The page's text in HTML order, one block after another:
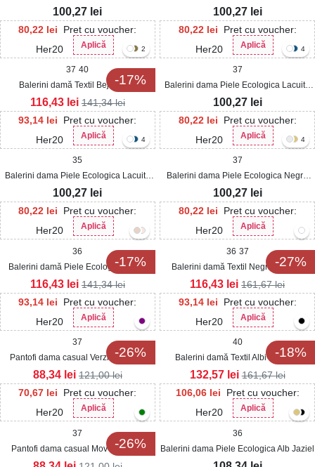
Alb Masyn
80,22 lei
Pret cu voucher:
Her20
Aplică
100,27 lei
Yazan
80,22 lei
Pret cu voucher:
Her20
Aplică
100,27 lei
-17%
2
37 40
Balerini damă Textil Bej Kihara
93,14 lei
Pret cu voucher:
Her20
Aplică
116,43 lei 141,34lei
4
37
Balerini dama Piele Ecologica Lacuita
Negru Masyn
80,22 lei
Pret cu voucher:
Her20
Aplică
100,27 lei
4
35
Balerini dama Piele Ecologica Lacuita
Bej Masyn
80,22 lei
Pret cu voucher:
Her20
Aplică
100,27 lei
4
37
Balerini dama Piele Ecologica Negru
Yazan
80,22 lei
Pret cu voucher:
Her20
Aplică
100,27 lei
-17%
36
Balerini damă Piele Ecologica Negri
Jocie
93,14 lei
Pret cu voucher:
Her20
Aplică
116,43 lei 141,34lei
-27%
36 37
Balerini damă Textil Negri Harlene
93,14 lei
Pret cu voucher:
Her20
Aplică
116,43 lei 161,67lei
-26%
37
Pantofi dama casual Verzi din Satin
Penley
70,67 lei
Pret cu voucher:
Her20
Aplică
88,34 lei 121,00lei
-18%
40
Balerini damă Textil Albi Harlene
106,06 lei
Pret cu voucher:
Her20
Aplică
132,57 lei 161,67lei
-26%
37
Pantofi dama casual Mov din Satin
Penley
36
Balerini dama Piele Ecologica Alb Jaziel